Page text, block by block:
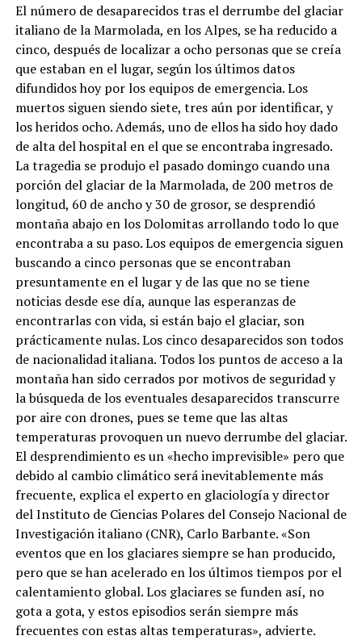
El número de desaparecidos tras el derrumbe del glaciar
italiano de la Marmolada, en los Alpes, se ha reducido a
cinco, después de localizar a ocho personas que se creía
que estaban en el lugar, según los últimos datos
difundidos hoy por los equipos de emergencia. Los
muertos siguen siendo siete, tres aún por identificar, y
los heridos ocho. Además, uno de ellos ha sido hoy dado
de alta del hospital en el que se encontraba ingresado.
La tragedia se produjo el pasado domingo cuando una
porción del glaciar de la Marmolada, de 200 metros de
longitud, 60 de ancho y 30 de grosor, se desprendió
montaña abajo en los Dolomitas arrollando todo lo que
encontraba a su paso. Los equipos de emergencia siguen
buscando a cinco personas que se encontraban
presuntamente en el lugar y de las que no se tiene
noticias desde ese día, aunque las esperanzas de
encontrarlas con vida, si están bajo el glaciar, son
prácticamente nulas. Los cinco desaparecidos son todos
de nacionalidad italiana. Todos los puntos de acceso a la
montaña han sido cerrados por motivos de seguridad y
la búsqueda de los eventuales desaparecidos transcurre
por aire con drones, pues se teme que las altas
temperaturas provoquen un nuevo derrumbe del glaciar.
El desprendimiento es un «hecho imprevisible» pero que
debido al cambio climático será inevitablemente más
frecuente, explica el experto en glaciología y director
del Instituto de Ciencias Polares del Consejo Nacional de
Investigación italiano (CNR), Carlo Barbante. «Son
eventos que en los glaciares siempre se han producido,
pero que se han acelerado en los últimos tiempos por el
calentamiento global. Los glaciares se funden así, no
gota a gota, y estos episodios serán siempre más
frecuentes con estas altas temperaturas», advierte.